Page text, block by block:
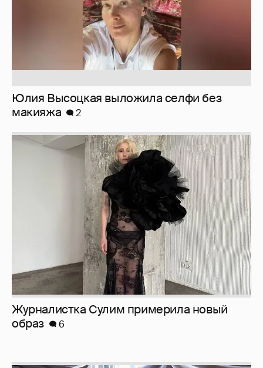
Журналистка Сулим примерила новый